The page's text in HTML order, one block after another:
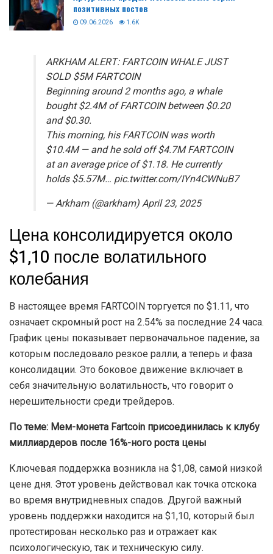
позитивных постов
09.06.2026 1.6K
ARKHAM ALERT: FARTCOIN WHALE JUST
SOLD $5M FARTCOIN
Beginning around 2 months ago, a whale
bought $2.4M of FARTCOIN between $0.20
and $0.30.
This morning, his FARTCOIN was worth
$10.4M — and he sold off $4.7M FARTCOIN
at an average price of $1.18. He currently
holds $5.57M… pic.twitter.com/IYn4CWNuB7
— Arkham (@arkham) April 23, 2025
Цена консолидируется около
$1,10 после волатильного
колебания
В настоящее время FARTCOIN торгуется по $1.11, что
означает скромный рост на 2.54% за последние 24 часа.
График цены показывает первоначальное падение, за
которым последовало резкое ралли, а теперь и фаза
консолидации. Это боковое движение включает в
себя значительную волатильность, что говорит о
нерешительности среди трейдеров.
По теме: Мем-монета Fartcoin присоединилась к клубу
миллиардеров после 16%-ного роста цены
Ключевая поддержка возникла на $1,08, самой низкой
цене дня. Этот уровень действовал как точка отскока
во время внутридневных спадов. Другой важный
уровень поддержки находится на $1,10, который был
протестирован несколько раз и отражает как
психологическую, так и техническую силу.